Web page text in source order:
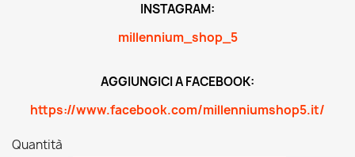
INSTAGRAM:
millennium_shop_5
AGGIUNGICI A FACEBOOK:
https://www.facebook.com/millenniumshop5.it/
Quantità